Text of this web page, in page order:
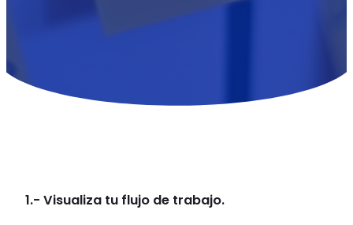
1.- Visualiza tu flujo de trabajo.